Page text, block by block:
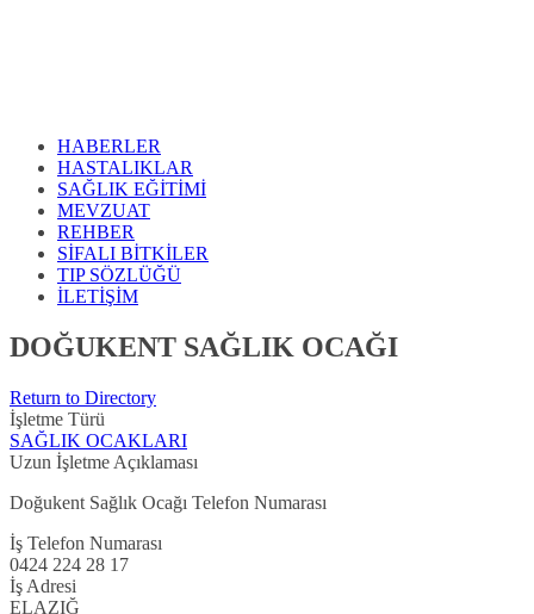
HABERLER
HASTALIKLAR
SAĞLIK EĞİTİMİ
MEVZUAT
REHBER
SİFALI BİTKİLER
TIP SÖZLÜĞÜ
İLETİŞİM
DOĞUKENT SAĞLIK OCAĞI
Return to Directory
İşletme Türü
SAĞLIK OCAKLARI
Uzun İşletme Açıklaması
Doğukent Sağlık Ocağı Telefon Numarası
İş Telefon Numarası
0424 224 28 17
İş Adresi
ELAZIĞ